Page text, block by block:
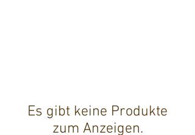
Es gibt keine Produkte
zum Anzeigen.